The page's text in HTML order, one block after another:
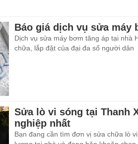
Báo giá dịch vụ sửa máy
Dịch vụ sửa máy bơm tăng áp tại nhà
chữa, lắp đặt của đại đa số người dân
Sửa lò vi sóng tại Thanh
nghiệp nhất
Bạn đang cần tìm đơn vị sửa chữa lò